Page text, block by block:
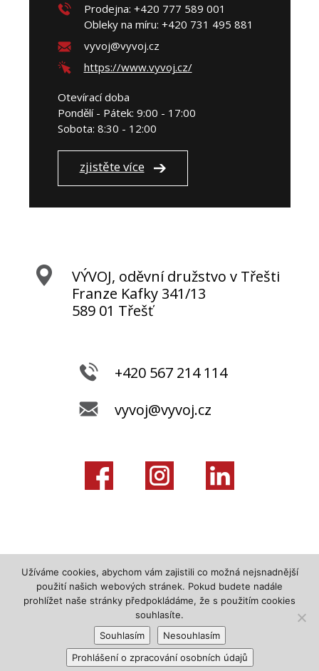
Prodejna: +420 777 589 001
Obleky na míru: +420 731 495 881
vyvoj@vyvoj.cz
https://www.vyvoj.cz/
Otevírací doba
Pondělí - Pátek: 9:00 - 17:00
Sobota: 8:30 - 12:00
zjistěte více
VÝVOJ, oděvní družstvo v Třešti
Franze Kafky 341/13
589 01 Třešť
+420 567 214 114
vyvoj@vyvoj.cz
Užíváme cookies, abychom vám zajistili co možná nejsnadnější
použití našich webových stránek. Pokud budete nadále
prohlížet naše stránky předpokládáme, že s použitím cookies
souhlasíte.
Souhlasím
Nesouhlasím
Prohlášení o zpracování osobních údajů